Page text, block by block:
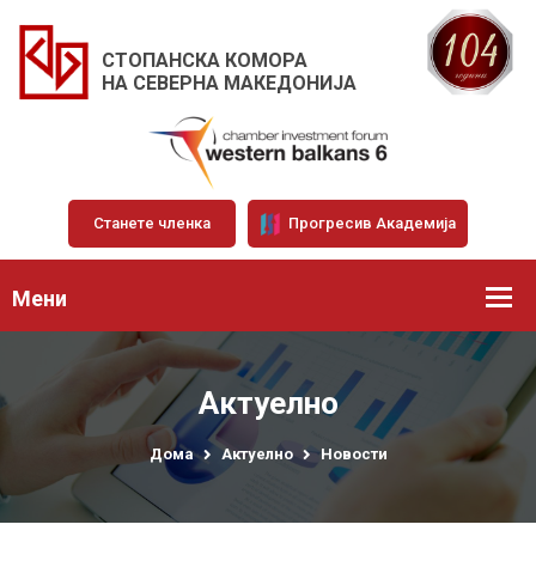
СТОПАНСКА КОМОРА
НА СЕВЕРНА МАКЕДОНИЈА
Станете членка Прогресив Академија
Мени
Актуелно
Дома Актуелно Новости